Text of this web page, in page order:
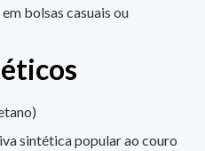
bolsas casuais ou
sintética popular ao couro